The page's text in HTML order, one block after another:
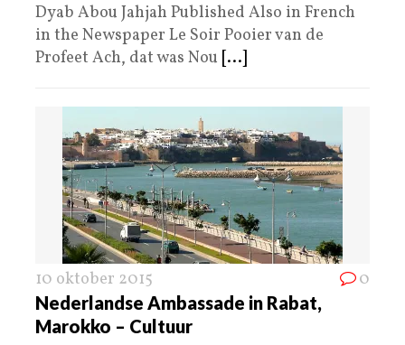
Dyab Abou Jahjah Published Also in French
in the Newspaper Le Soir Pooier van de
Profeet Ach, dat was Nou [...]
10 oktober 2015 0
Nederlandse Ambassade in Rabat,
Marokko – Cultuur